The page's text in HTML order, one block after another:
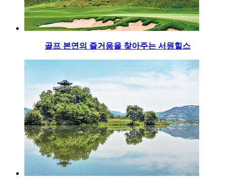
골프 본연의 즐거움을 찾아주는 서원힐스